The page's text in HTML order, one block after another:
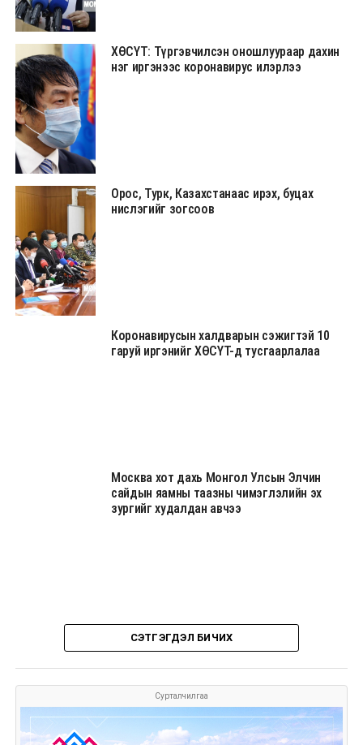
ХӨСҮТ: Түргэвчилсэн оношлуураар дахин
нэг иргэнээс коронавирус илэрлээ
Орос, Турк, Казахстанаас ирэх, буцах
нислэгийг зогсоов
Коронавирусын халдварын сэжигтэй 10
гаруй иргэнийг ХӨСҮТ-д тусгаарлалаа
Москва хот дахь Монгол Улсын Элчин
сайдын яамны таазны чимэглэлийн эх
зургийг худалдан авчээ
СЭТГЭГДЭЛ БИЧИХ
Сурталчилгаа